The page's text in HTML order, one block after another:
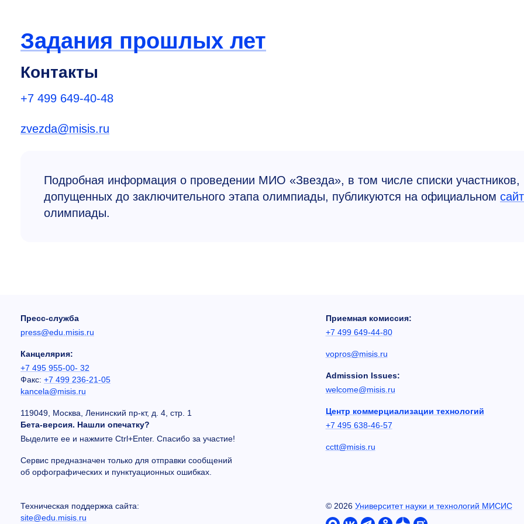
Задания прошлых лет
Контакты
+7 499 649-40-48
zvezda@misis.ru
Подробная информация о проведении МИО «Звезда», в том числе списки участников,
допущенных до заключительного этапа олимпиады, публикуются на официальном
олимпиады.
Пресс-служба
press@edu.misis.ru
Канцелярия:
+7 495 955-00- 32
Факс: +7 499 236-21-05
kancela@misis.ru
119049, Москва, Ленинский пр-кт, д. 4, стр. 1
Бета-версия. Нашли опечатку?
Выделите ее и нажмите Ctrl+Enter. Спасибо за участие!
Сервис предназначен только для отправки сообщений
об орфографических и пунктуационных ошибках.
Приемная комиссия:
+7 499 649-44-80
vopros@misis.ru
Admission Issues:
welcome@misis.ru
Центр коммерциализации технологий
+7 495 638-46-57
cctt@misis.ru
Техническая поддержка сайта:
site@edu.misis.ru
© 2026 Университет науки и технологий МИСИС